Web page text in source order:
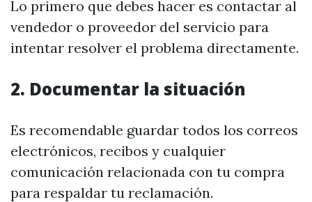
Lo primero que debes hacer es contactar al
vendedor o proveedor del servicio para
intentar resolver el problema directamente.
2. Documentar la situación
Es recomendable guardar todos los correos
electrónicos, recibos y cualquier
comunicación relacionada con tu compra
para respaldar tu reclamación.